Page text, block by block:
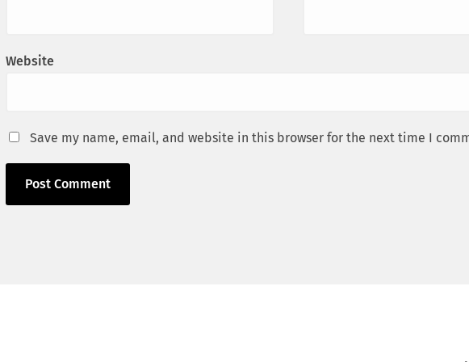
Website
Save my name, email, and website in this browser for the next time I